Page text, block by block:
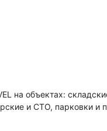
на объектах:
и СТО, парковки